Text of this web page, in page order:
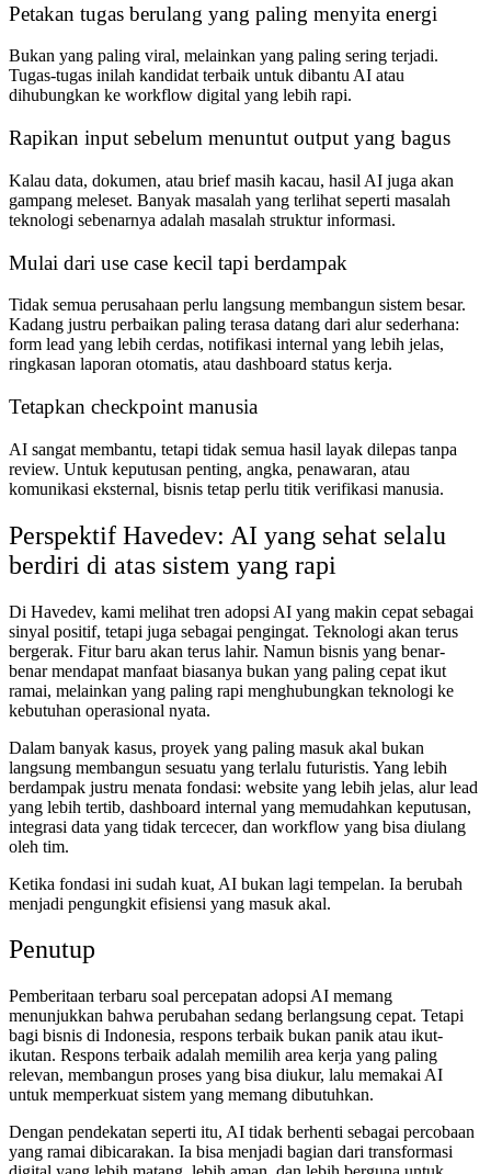
Petakan tugas berulang yang paling menyita energi
Bukan yang paling viral, melainkan yang paling sering terjadi.
Tugas-tugas inilah kandidat terbaik untuk dibantu AI atau
dihubungkan ke workflow digital yang lebih rapi.
Rapikan input sebelum menuntut output yang bagus
Kalau data, dokumen, atau brief masih kacau, hasil AI juga akan
gampang meleset. Banyak masalah yang terlihat seperti masalah
teknologi sebenarnya adalah masalah struktur informasi.
Mulai dari use case kecil tapi berdampak
Tidak semua perusahaan perlu langsung membangun sistem besar.
Kadang justru perbaikan paling terasa datang dari alur sederhana:
form lead yang lebih cerdas, notifikasi internal yang lebih jelas,
ringkasan laporan otomatis, atau dashboard status kerja.
Tetapkan checkpoint manusia
AI sangat membantu, tetapi tidak semua hasil layak dilepas tanpa
review. Untuk keputusan penting, angka, penawaran, atau
komunikasi eksternal, bisnis tetap perlu titik verifikasi manusia.
Perspektif Havedev: AI yang sehat selalu
berdiri di atas sistem yang rapi
Di Havedev, kami melihat tren adopsi AI yang makin cepat sebagai
sinyal positif, tetapi juga sebagai pengingat. Teknologi akan terus
bergerak. Fitur baru akan terus lahir. Namun bisnis yang benar-
benar mendapat manfaat biasanya bukan yang paling cepat ikut
ramai, melainkan yang paling rapi menghubungkan teknologi ke
kebutuhan operasional nyata.
Dalam banyak kasus, proyek yang paling masuk akal bukan
langsung membangun sesuatu yang terlalu futuristis. Yang lebih
berdampak justru menata fondasi: website yang lebih jelas, alur lead
yang lebih tertib, dashboard internal yang memudahkan keputusan,
integrasi data yang tidak tercecer, dan workflow yang bisa diulang
oleh tim.
Ketika fondasi ini sudah kuat, AI bukan lagi tempelan. Ia berubah
menjadi pengungkit efisiensi yang masuk akal.
Penutup
Pemberitaan terbaru soal percepatan adopsi AI memang
menunjukkan bahwa perubahan sedang berlangsung cepat. Tetapi
bagi bisnis di Indonesia, respons terbaik bukan panik atau ikut-
ikutan. Respons terbaik adalah memilih area kerja yang paling
relevan, membangun proses yang bisa diukur, lalu memakai AI
untuk memperkuat sistem yang memang dibutuhkan.
Dengan pendekatan seperti itu, AI tidak berhenti sebagai percobaan
yang ramai dibicarakan. Ia bisa menjadi bagian dari transformasi